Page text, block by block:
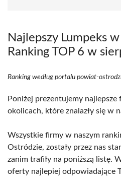
Najlepszy Lumpeks
Ranking TOP 6 w
Ranking według portalu powiat-
Poniżej prezentujemy
okolicach, które znalazły się w
Wszystkie firmy w naszym
Ostródzie, zostały przez nas
zanim trafiły na poniższą listę.
oferty najlepiej odpowiadające